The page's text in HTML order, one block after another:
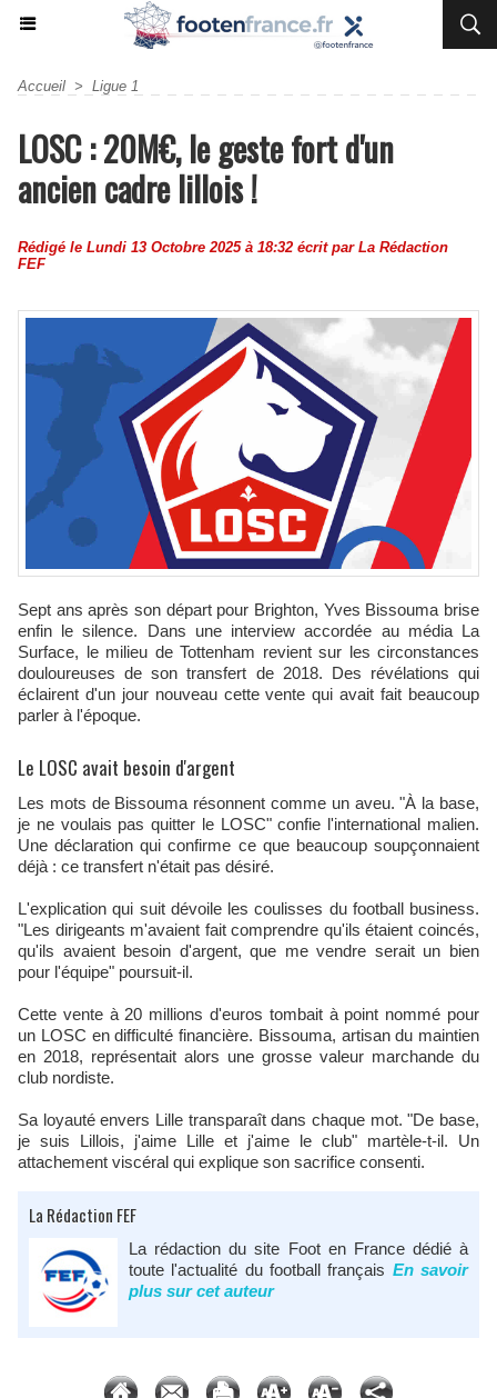
Accueil > Ligue 1
LOSC : 20M€, le geste fort d'un
ancien cadre lillois !
Rédigé le Lundi 13 Octobre 2025 à 18:32 écrit par La Rédaction
FEF
Sept ans après son départ pour Brighton, Yves Bissouma brise
enfin le silence. Dans une interview accordée au média La
Surface, le milieu de Tottenham revient sur les circonstances
douloureuses de son transfert de 2018. Des révélations qui
éclairent d'un jour nouveau cette vente qui avait fait beaucoup
parler à l'époque.
Le LOSC avait besoin d'argent
Les mots de Bissouma résonnent comme un aveu. "À la base,
je ne voulais pas quitter le LOSC" confie l'international malien.
Une déclaration qui confirme ce que beaucoup soupçonnaient
déjà : ce transfert n'était pas désiré.​
L'explication qui suit dévoile les coulisses du football business.
"Les dirigeants m'avaient fait comprendre qu'ils étaient coincés,
qu'ils avaient besoin d'argent, que me vendre serait un bien
pour l'équipe" poursuit-il.
Cette vente à 20 millions d'euros tombait à point nommé pour
un LOSC en difficulté financière. Bissouma, artisan du maintien
en 2018, représentait alors une grosse valeur marchande du
club nordiste.​
Sa loyauté envers Lille transparaît dans chaque mot. "De base,
je suis Lillois, j'aime Lille et j'aime le club" martèle-t-il. Un
attachement viscéral qui explique son sacrifice consenti.​
La Rédaction FEF
La rédaction du site Foot en France dédié à
toute l'actualité du football français En savoir
plus sur cet auteur